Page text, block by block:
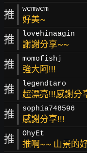
推 wcmwcm
好美~
推 lovehinaagin
謝謝分享~~
推 momofishj
強大阿!!!
推 legendtaro
超漂亮!!!感謝分
推 sophia748596
感謝分享!!!
推 OhyEt
推啊~~ 山景的